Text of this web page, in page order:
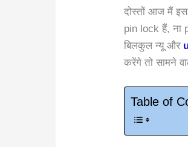
दोस्तों आज मैं इस
pin lock हैं, ना
बिलकुल न्यू और
करेंगे तो सामने
Table of